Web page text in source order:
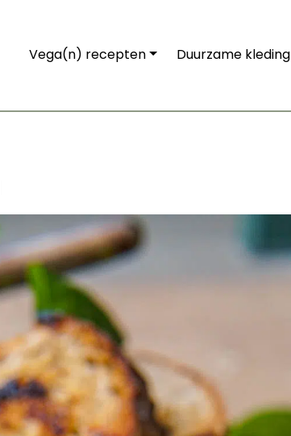
Vega(n) recepten Duurzame kleding